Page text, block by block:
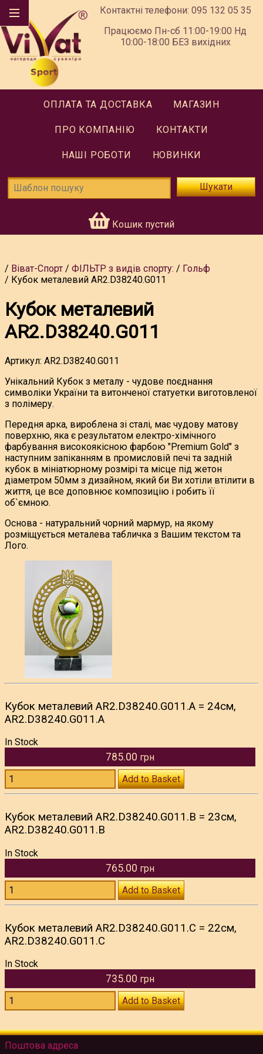
Контактні телефони: 095 132 05 35
Працюємо Пн-сб 11:00-19:00 Нд
10:00-18:00 БЕЗ вихідних
ОПЛАТА ТА ДОСТАВКА МАГАЗИН
ПРО КОМПАНІЮ КОНТАКТИ
НАШІ РОБОТИ НОВИНКИ
Шукати
Кошик пустий
Віват-Спорт ФІЛЬТР з видів спорту:
Гольф
Кубок металевий AR2.D38240.G011
Кубок металевий
AR2.D38240.G011
Артикул: AR2.D38240.G011
Унікальний Кубок з металу - чудове поєднання
символіки України та витонченої статуетки виготовленої
з полімеру.
Передня арка, вироблена зі сталі, має чудову матову
поверхню, яка є результатом електро-хімічного
фарбування високоякісною фарбою "Premium Gold" з
наступним запіканням в промисловій печі та задній
кубок в мініатюрному розмірі та місце під жетон
діаметром 50мм з дизайном, який би Ви хотіли втілити в
життя, це все доповнює композицію і робить її
об`ємною.
Основа - натуральний чорний мармур, на якому
розміщується металева табличка з Вашим текстом та
Лого.
Кубок металевий AR2.D38240.G011.А = 24см,
AR2.D38240.G011.А
In Stock
785.00 грн
Add to Basket
Кубок металевий AR2.D38240.G011.В = 23см,
AR2.D38240.G011.В
In Stock
765.00 грн
Add to Basket
Кубок металевий AR2.D38240.G011.С = 22см,
AR2.D38240.G011.С
In Stock
735.00 грн
Add to Basket
Поштова адреса